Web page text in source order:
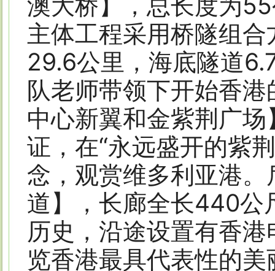
主体工程采用桥隧组
29.6公里，海底隧道
队老师带领下开始香
中心新翼和金紫荆广
证，在“永远盛开的紫
念，观赏维多利亚港
道】，长廊全长440公
历史，沿途设置有香
览香港最具代表性的